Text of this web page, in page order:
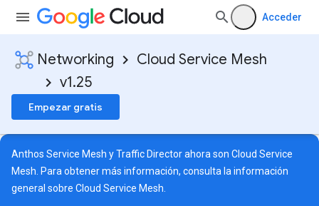
Acceder
Networking
Cloud Service Mesh
v1.25
Empezar gratis
Anthos Service Mesh y Traffic Director ahora son Cloud Service
Mesh. Para obtener más información, consulta la información
general sobre Cloud Service Mesh